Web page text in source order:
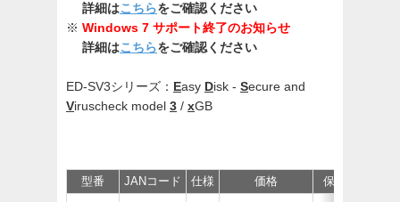
詳細はこちらをご確認ください
※ Windows 7 サポート終了のお知らせ
詳細はこちらをご確認ください
ED-SV3シリーズ： Easy Disk - Secure and
Viruscheck model 3 / xGB
型番 JANコード 仕様 価格 保守